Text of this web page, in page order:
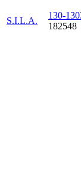
S.I.L.A.
130-
182548